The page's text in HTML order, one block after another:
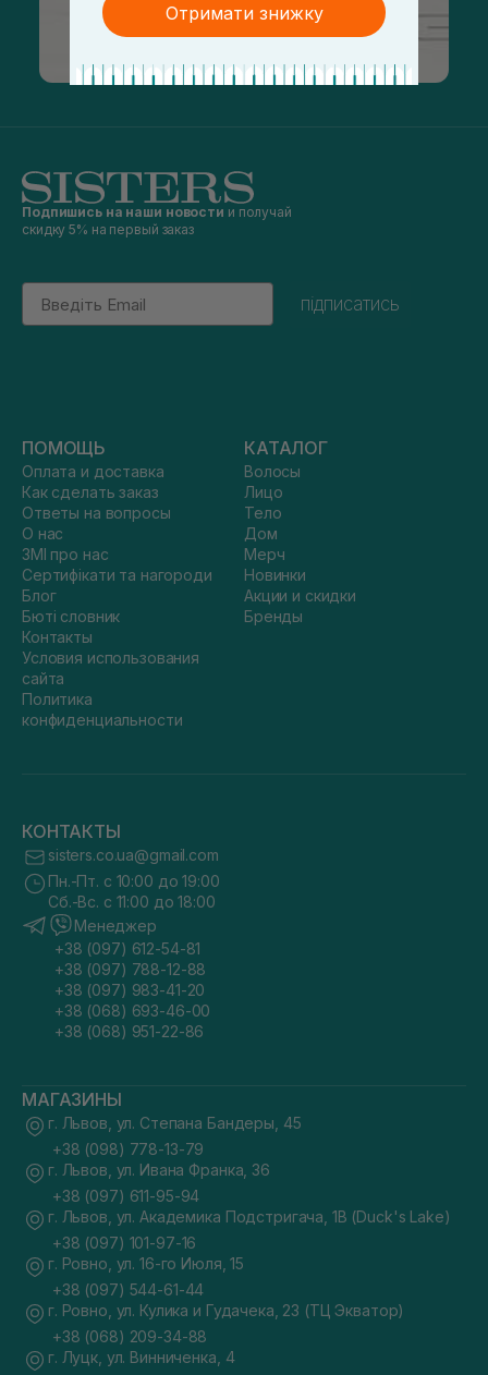
Подпишись на наши новости и получай
скидку 5% на первый заказ
Email
підписатись
ПОМОЩЬ
Оплата и доставка
Как сделать заказ
Ответы на вопросы
О нас
ЗМІ про нас
Сертифікати та нагороди
Блог
Бюті словник
Контакты
Условия использования
сайта
Политика
конфиденциальности
КАТАЛОГ
Волосы
Лицо
Тело
Дом
Мерч
Новинки
Акции и скидки
Бренды
КОНТАКТЫ
sisters.co.ua@gmail.com
Пн.-Пт. с 10:00 до 19:00
Сб.-Вс. с 11:00 до 18:00
Менеджер
+38 (097) 612-54-81
+38 (097) 788-12-88
+38 (097) 983-41-20
+38 (068) 693-46-00
+38 (068) 951-22-86
МАГАЗИНЫ
г. Львов, ул. Степана Бандеры, 45
+38 (098) 778-13-79
г. Львов, ул. Ивана Франка, 36
+38 (097) 611-95-94
г. Львов, ул. Академика Подстригача, 1В (Duck's Lake)
+38 (097) 101-97-16
г. Ровно, ул. 16-го Июля, 15
+38 (097) 544-61-44
г. Ровно, ул. Кулика и Гудачека, 23 (ТЦ Экватор)
+38 (068) 209-34-88
г. Луцк, ул. Винниченка, 4
Отримати знижку